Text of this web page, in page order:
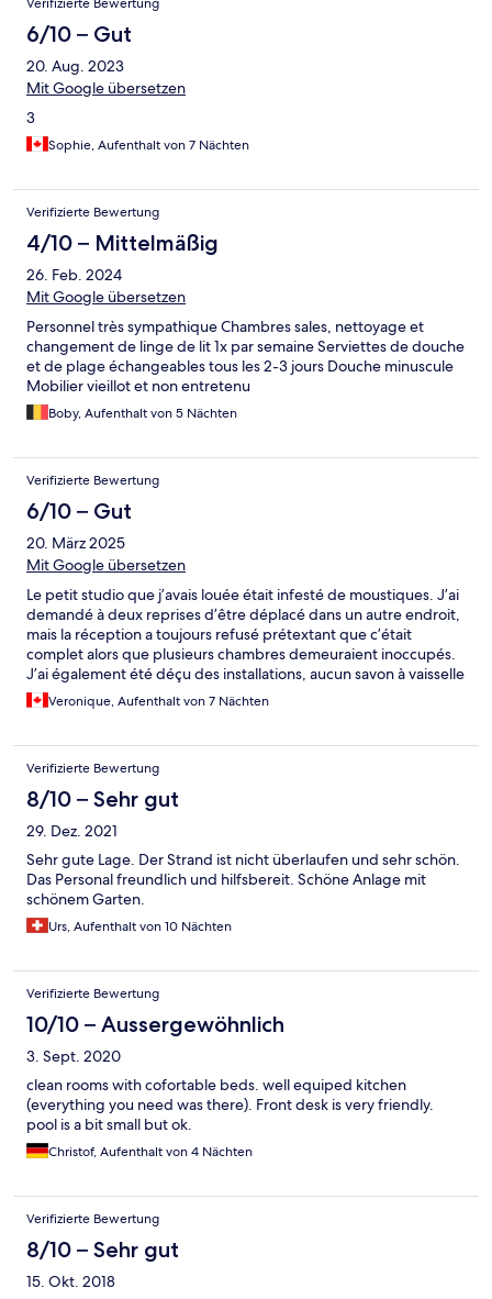
Verifizierte Bewertung
6/10 – Gut
20. Aug. 2023
Mit Google übersetzen
3
Sophie, Aufenthalt von 7 Nächten
Verifizierte Bewertung
4/10 – Mittelmäßig
26. Feb. 2024
Mit Google übersetzen
Personnel très sympathique Chambres sales, nettoyage et
changement de linge de lit 1x par semaine Serviettes de douche
et de plage échangeables tous les 2-3 jours Douche minuscule
Mobilier vieillot et non entretenu
Boby, Aufenthalt von 5 Nächten
Verifizierte Bewertung
6/10 – Gut
20. März 2025
Mit Google übersetzen
Le petit studio que j’avais louée était infesté de moustiques. J’ai
demandé à deux reprises d’être déplacé dans un autre endroit,
mais la réception a toujours refusé prétextant que c’était
complet alors que plusieurs chambres demeuraient inoccupés.
J’ai également été déçu des installations, aucun savon à vaisselle
ou produits ménagers de disponible. Je devais également
fournir le papier hygiénique ainsi que les sacs de poubelle. La
puisque j’étais moi-même constamment collé au rideau et
arrivait difficile à être mobile. La qualité du matelas et des
oreillers laissaient également à désirer. Prix excessivement élevé
pour un endroit comme celui ci. Point fort: la gentillesse et la
disponibilité du personnel.
Veronique, Aufenthalt von 7 Nächten
Verifizierte Bewertung
8/10 – Sehr gut
29. Dez. 2021
Sehr gute Lage. Der Strand ist nicht überlaufen und sehr schön.
Das Personal freundlich und hilfsbereit. Schöne Anlage mit
schönem Garten.
Urs, Aufenthalt von 10 Nächten
Verifizierte Bewertung
10/10 – Aussergewöhnlich
3. Sept. 2020
clean rooms with cofortable beds. well equiped kitchen
(everything you need was there). Front desk is very friendly.
pool is a bit small but ok.
Christof, Aufenthalt von 4 Nächten
Verifizierte Bewertung
8/10 – Sehr gut
15. Okt. 2018